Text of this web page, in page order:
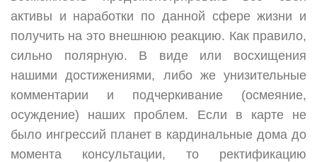
активы и наработки по данной сфере жизни и
получить на это внешнюю реакцию. Как правило,
сильно полярную. В виде или восхищения
нашими достижениями, либо же унизительные
комментарии и подчеркивание (осмеяние,
осуждение) наших проблем. Если в карте не
было ингрессий планет в кардинальные дома до
момента консультации, то ректификацию